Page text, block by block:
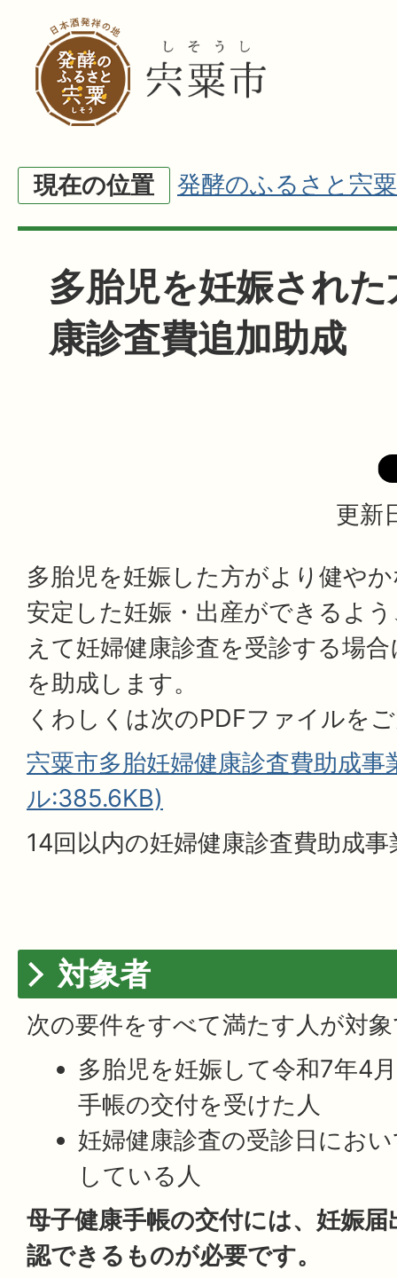
現在の位置 発酵のふるさと宍粟
多胎児を妊娠され
康診査費追加助成
更新
多胎児を妊娠した方がより健や
安定した妊娠・出産ができるよ
えて妊婦健康診査を受診する場
を助成します。
くわしくは次のPDFファイルを
宍粟市多胎妊婦健康診査費助成事
ル:385.6KB)
14回以内の妊婦健康診査費助成事
対象者
次の要件をすべて満たす人が対
多胎児を妊娠して令和7年4
手帳の交付を受けた人
妊婦健康診査の受診日にお
している人
母子健康手帳の交付には、妊娠
認できるものが必要です。